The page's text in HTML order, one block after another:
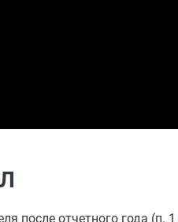
после отчетного года (п. 1